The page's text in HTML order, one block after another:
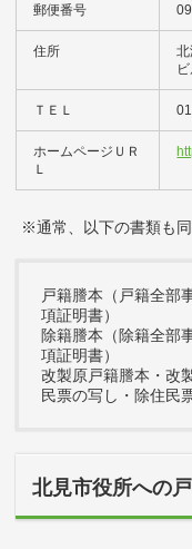
郵便番号
住所
ＴＥＬ
ホームページＵＲ
Ｌ
※通常、以下の書類も
戸籍謄本（戸籍全部
項証明書）
除籍謄本（除籍全部
項証明書）
改製原戸籍謄本・改
民票の写し・除住民
北見市役所への